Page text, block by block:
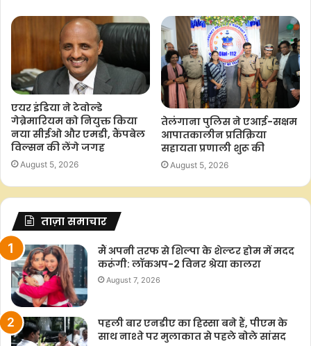
एयर इंडिया ने टेवोल्डे
गेब्रेमारियम को नियुक्त किया
नया सीईओ और एमडी, कैंपबेल
विल्सन की लेंगे जगह
August 5, 2026
तेलंगाना पुलिस ने एआई-सक्षम
आपातकालीन प्रतिक्रिया
सहायता प्रणाली शुरू की
August 5, 2026
ताज़ा समाचार
मैं अपनी तरफ से शिल्पा के शेल्टर होम में मदद
करूंगी: लॉकअप-2 विनर श्रेया कालरा
August 7, 2026
पहली बार एनडीए का हिस्सा बने हैं, पीएम के
साथ नाश्ते पर मुलाकात से पहले बोले सांसद